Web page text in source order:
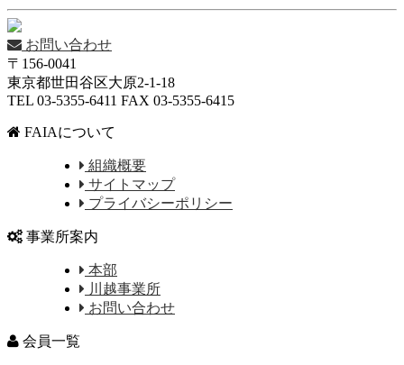
お問い合わせ
〒156-0041
東京都世田谷区大原2-1-18
TEL 03-5355-6411 FAX 03-5355-6415
FAIAについて
組織概要
サイトマップ
プライバシーポリシー
事業所案内
本部
川越事業所
お問い合わせ
会員一覧